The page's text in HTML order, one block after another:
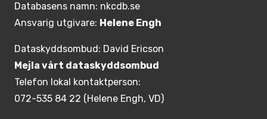
Databasens namn: nkcdb.se
Ansvarig utgivare: Helene Engh
Dataskyddsombud: David Ericson
Mejla vårt dataskyddsombud
Telefon lokal kontaktperson:
072-535 84 22 (Helene Engh, VD)